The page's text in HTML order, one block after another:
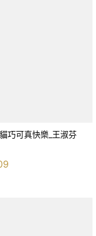
貓巧可真快樂_王淑芬